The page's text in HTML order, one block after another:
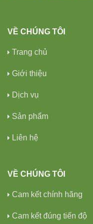
VỀ CHÚNG TÔI
Trang chủ
Giới thiệu
Dịch vụ
Sản phẩm
Liên hệ
VỀ CHÚNG TÔI
Cam kết chính hãng
Cam kết đúng tiến độ